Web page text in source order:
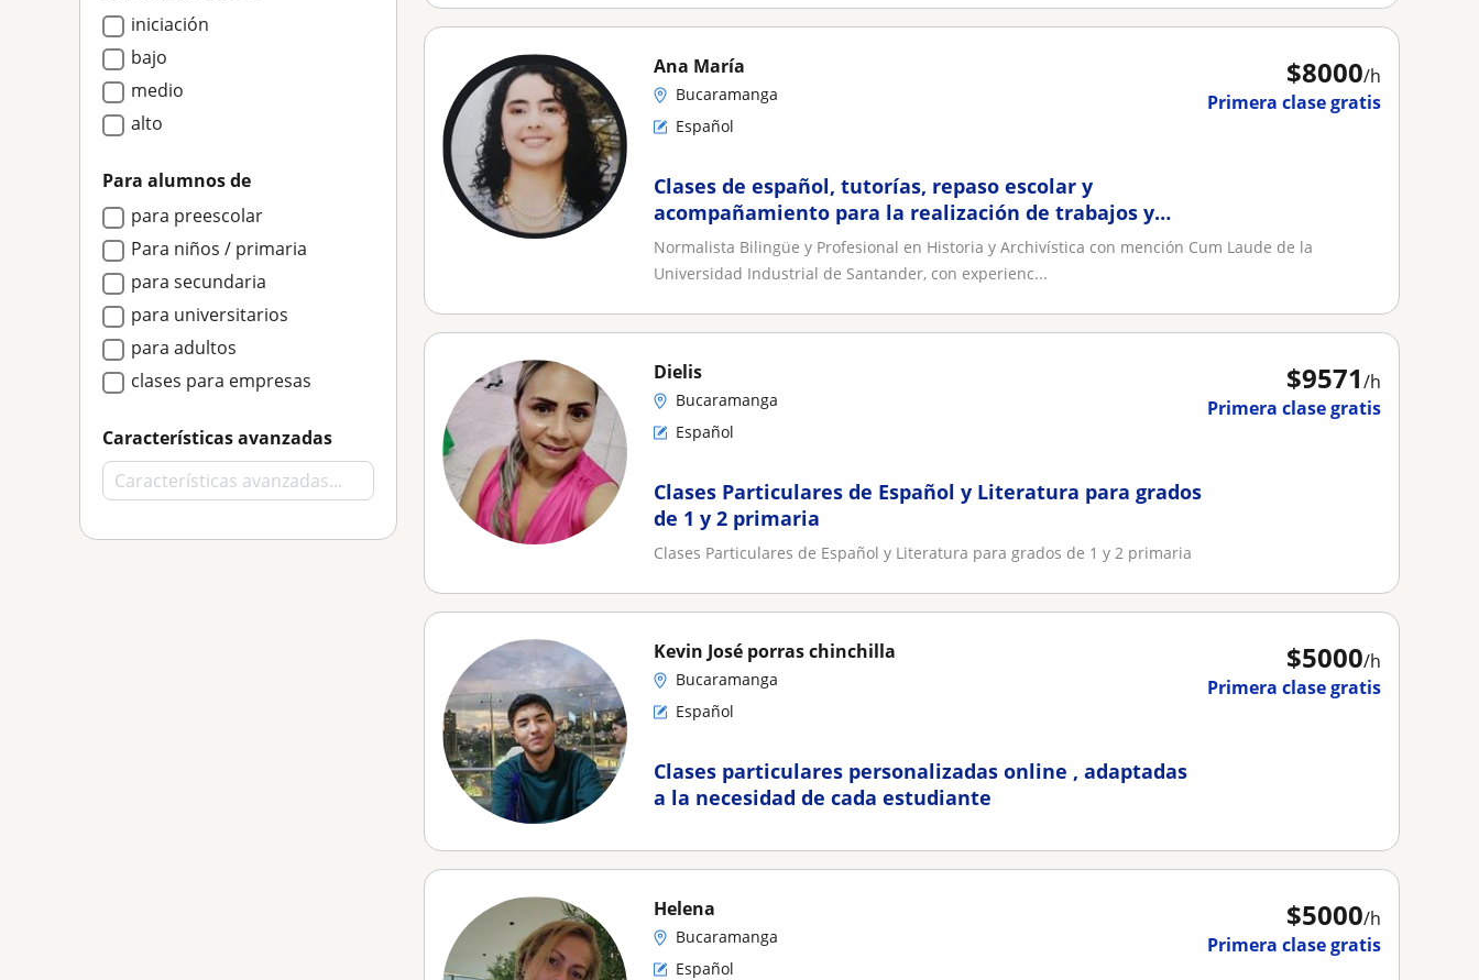
iniciación
bajo
medio
alto
Para alumnos de
para preescolar
Para niños / primaria
para secundaria
para universitarios
para adultos
clases para empresas
Características avanzadas
$8000/h
Primera clase gratis
Ana María
Bucaramanga
Español
Clases de español, tutorías, repaso escolar y
acompañamiento para la realización de trabajos y
deberes escolares
Normalista Bilingüe y Profesional en Historia y Archivística con mención Cum Laude de la
Universidad Industrial de Santander, con experienc...
$9571/h
Primera clase gratis
Dielis
Bucaramanga
Español
Clases Particulares de Español y Literatura para grados
de 1 y 2 primaria
Clases Particulares de Español y Literatura para grados de 1 y 2 primaria
$5000/h
Primera clase gratis
Kevin José porras chinchilla
Bucaramanga
Español
Clases particulares personalizadas online , adaptadas
a la necesidad de cada estudiante
$5000/h
Primera clase gratis
Helena
Bucaramanga
Español